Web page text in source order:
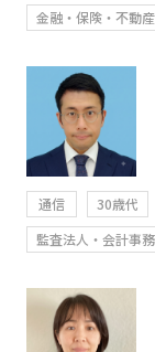
金融・保険・不動産
通信
30歳代
監査法人・会計事